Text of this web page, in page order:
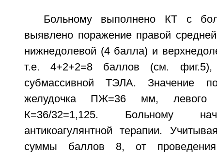
Больному выполнено КТ с
выявлено поражение правой
нижнедолевой (4 балла) и
т.е. 4+2+2=8 баллов (см. фиг.5),
субмассивной ТЭЛА. Значение
желудочка ПЖ=36 мм,
К=36/32=1,125. Больному
антикоагулянтной терапии.
суммы баллов 8, от проведения